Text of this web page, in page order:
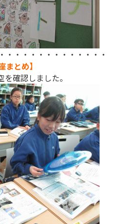
・・・・・・・・・・・・・
とめ】
確認しました。